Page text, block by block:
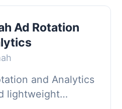
Ad Rotation
and Analytics
lightweight